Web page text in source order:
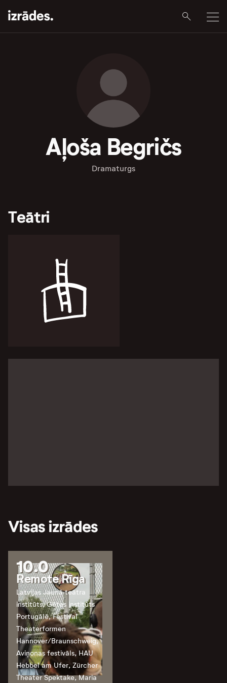
Aļoša Begričs
Dramaturgs
Teātri
Visas izrādes
10.0
Remote Rīga
Latvijas Jaunā teātra
institūts, Gētes institūts
Portugālē, Festival
Theaterformen
Hannover/Braunschweig,
Aviņonas festivāls, HAU
Hebbel am Ufer, Zürcher
Theater Spektake, Maria